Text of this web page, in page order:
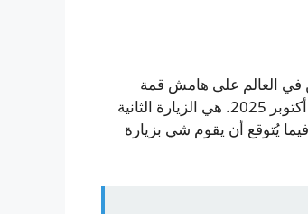
في العالم على هامش قمة
التعاون الاقتصادي لدول آسيا والمحيط الهادئ في بوسان بكوريا الجنوبية في أكتوبر 2025. هي الزيارة الثانية
إلى الصين كرئيس، والأولى منذ بدء ولايته الثانية في 20 يناير 2025، فيما يُتوقع أن يقوم شي بزيارة